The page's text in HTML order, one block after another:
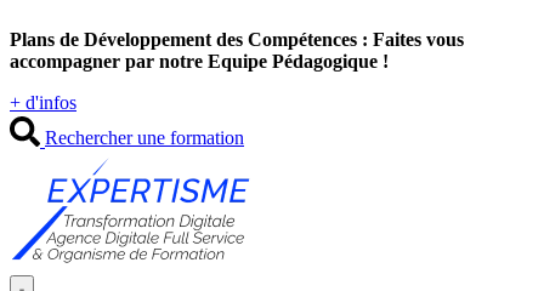
au
contenu
Plans de Développement des Compétences : Faites vous
accompagner par notre Equipe Pédagogique !
+ d'infos
Rechercher une formation